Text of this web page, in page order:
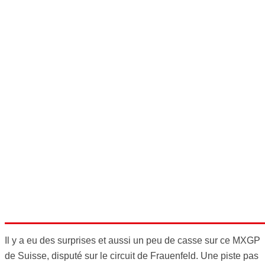
Il y a eu des surprises et aussi un peu de casse sur ce MXGP
de Suisse, disputé sur le circuit de Frauenfeld. Une piste pas